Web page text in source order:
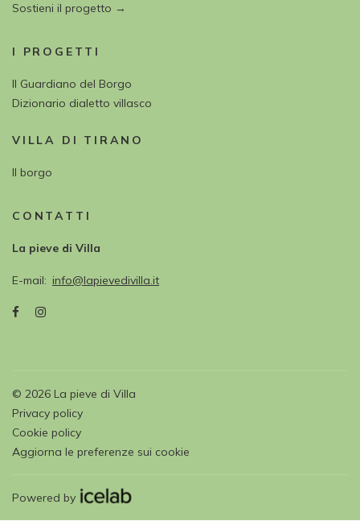
Sostieni il progetto →
I PROGETTI
Il Guardiano del Borgo
Dizionario dialetto villasco
VILLA DI TIRANO
Il borgo
CONTATTI
La pieve di Villa
E-mail info@lapievedivilla.it
© 2026 La pieve di Villa
Privacy policy
Cookie policy
Aggiorna le preferenze sui cookie
Powered by